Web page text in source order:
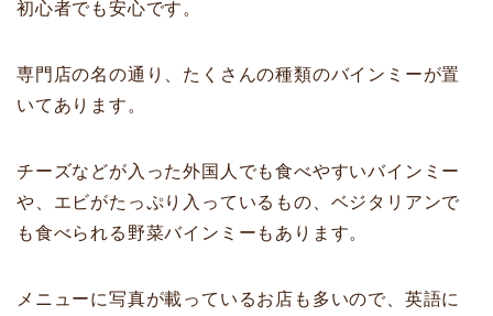
初心者でも安心です。
専門店の名の通り、たくさんの種類のバインミーが置
いてあります。
チーズなどが入った外国人でも食べやすいバインミー
や、エビがたっぷり入っているもの、ベジタリアンで
も食べられる野菜バインミーもあります。
メニューに写真が載っているお店も多いので、英語に